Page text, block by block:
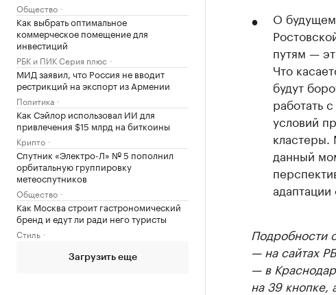
Общество
Как выбрать оптимальное
коммерческое помещение для
инвестиций
РБК и ПИК Серия плюс
МИД заявил, что Россия не вводит
рестрикций на экспорт из Армении
Политика
Как Сэйлор использовал ИИ для
привлечения $15 млрд на биткоины
Крипто
Спутник «Электро-Л» № 5 пополнил
орбитальную группировку
метеоспутников
Общество
Как Москва строит гастрономический
бренд и едут ли ради него туристы
Стиль
Загрузить еще
О будущем
путям —
Что
будут
работать
условий
кластеры.
данный
Подробности
— на сайтах
— в
на 39 кнопке,